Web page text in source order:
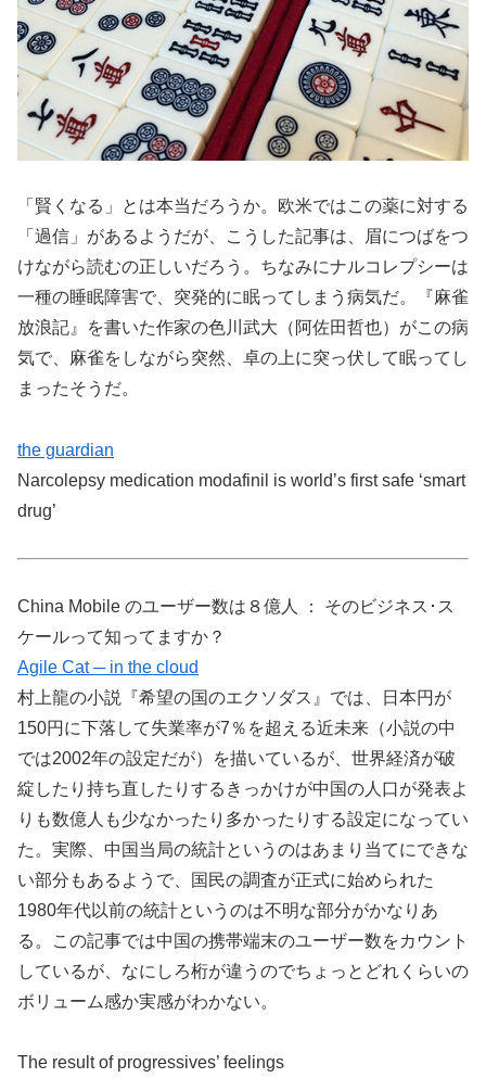
「賢くなる」とは本当だろうか。欧米ではこの薬に対する
「過信」があるようだが、こうした記事は、眉につばをつ
けながら読むの正しいだろう。ちなみにナルコレプシーは
一種の睡眠障害で、突発的に眠ってしまう病気だ。『麻雀
放浪記』を書いた作家の色川武大（阿佐田哲也）がこの病
気で、麻雀をしながら突然、卓の上に突っ伏して眠ってし
まったそうだ。
the guardian
Narcolepsy medication modafinil is world’s first safe ‘smart
drug’
China Mobile のユーザー数は８億人 ： そのビジネス･ス
ケールって知ってますか？
Agile Cat ─ in the cloud
村上龍の小説『希望の国のエクソダス』では、日本円が
150円に下落して失業率が7％を超える近未来（小説の中
では2002年の設定だが）を描いているが、世界経済が破
綻したり持ち直したりするきっかけが中国の人口が発表よ
りも数億人も少なかったり多かったりする設定になってい
た。実際、中国当局の統計というのはあまり当てにできな
い部分もあるようで、国民の調査が正式に始められた
1980年代以前の統計というのは不明な部分がかなりあ
る。この記事では中国の携帯端末のユーザー数をカウント
しているが、なにしろ桁が違うのでちょっとどれくらいの
ボリューム感か実感がわかない。
The result of progressives’ feelings